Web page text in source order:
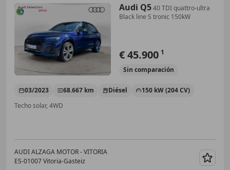
Audi Q540 TDI quattro-ultra
Black line S tronic 150kW
€ 45.900 1
Sin comparación
03/2023 68.667 km Diésel
150 kW (204 CV)
Techo solar, 4WD
AUDI ALZAGA MOTOR - VITORIA
ES-01007 Vitoria-Gasteiz